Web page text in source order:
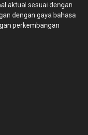
aktual sesuai dengan
dengan gaya bahasa
perkembangan